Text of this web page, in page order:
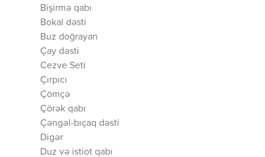
Bişirmə qabı
Bokal dəsti
Buz doğrayan
Çay dəsti
Cezve Seti
Çırpıcı
Çömçə
Çörək qabı
Çəngəl-bıçaq dəsti
Digər
Duz və istiot qabı